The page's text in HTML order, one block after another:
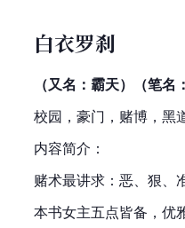
白衣罗刹
（又名：霸天）（笔名
校园，豪门，赌博，黑
内容简介：
赌术最讲求：恶、狠、
本书女主五点皆备，优